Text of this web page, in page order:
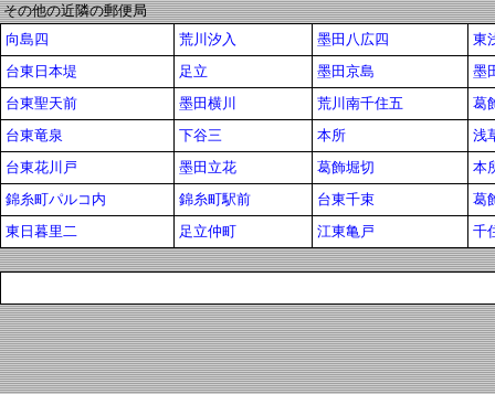
その他の近隣の郵便局
向島四
荒川汐入 墨田八広四
東
台東日本堤
足立 墨田京島
墨
台東聖天前
墨田横川 荒川南千住五
葛
台東竜泉
下谷三 本所
浅
台東花川戸
墨田立花 葛飾堀切
本
錦糸町パルコ内
錦糸町駅前 台東千束
葛
東日暮里二
足立仲町 江東亀戸 千